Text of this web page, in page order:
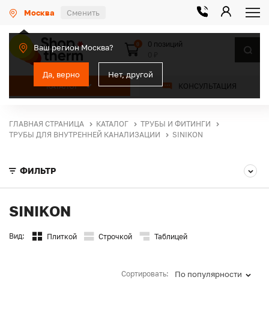
Москва Сменить
Ваш регион Москва?
Да, верно Нет, другой
КАТАЛОГ КОНСУЛЬТАЦИЯ
0
0 позиций
ГЛАВНАЯ СТРАНИЦА КАТАЛОГ
ТРУБЫ И ФИТИНГИ
ТРУБЫ ДЛЯ ВНУТРЕННЕЙ КАНАЛИЗАЦИИ
SINIKON
ФИЛЬТР
SINIKON
Вид: Плиткой Строчкой Таблицей
Сортировать: По популярности